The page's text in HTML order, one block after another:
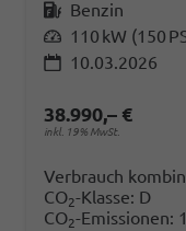
KraftstoffBenzin
Leistung 110 kW (150
10.03.2026
38.990,– €
inkl. 19% MwSt.
Verbrauch
CO2-Klasse: D
CO2-Emissionen: